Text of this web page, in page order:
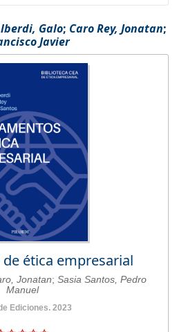
Galo; Caro Rey, Jonatan;
Javier
ética empresarial
Jonatan; Sasia Santos, Pedro
Manuel
Ediciones. 2023